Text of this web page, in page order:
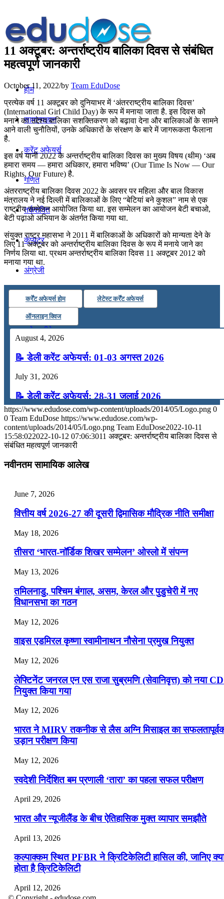
होम
सामान्यज्ञान
करेंट अफेयर्स
गणित
तर्कशक्ति
कंप्यूटर
अंग्रेजी
मॉक टेस्ट
टुडेज जीके
Menu Menu
11 अक्टूबर: अन्तर्राष्ट्रीय बालिका दिवस से संबंधित
महत्वपूर्ण जानकारी
October 11, 2022/by Team EduDose
प्रत्येक वर्ष 11 अक्टूबर को दुनियाभर में ‘अंतरराष्ट्रीय बालिका दिवस’
(International Girl Child Day) के रूप में मनाया जाता है. इस दिवस को
मनाने का उद्देश्य बालिका सशक्तिकरण को बढ़ावा देना और बालिकाओं के सामने
आने वाली चुनौतियों, उनके अधिकारों के संरक्षण के बारे में जागरूकता फैलाना
है.
इस वर्ष यानी 2022 के अन्तर्राष्ट्रीय बालिका दिवस का मुख्य विषय (थीम) ‘अब
हमारा समय — हमारा अधिकार, हमारा भविष्‍य’ (Our Time Is Now — Our
Rights, Our Future) है.
अंतरराष्ट्रीय बालिका दिवस 2022 के अवसर पर महिला और बाल विकास
मंत्रालय ने नई दिल्ली में बालिकाओं के लिए “बेटियां बने कुशल” नाम से एक
राष्‍ट्रीय सम्‍मेलन आयोजित किया था. इस सम्‍मेलन का आयोजन बेटी बचाओ,
बेटी पढ़ाओ अभियान के अंतर्गत किया गया था.
संयुक्त राष्ट्र महासभा ने 2011 में बालिकाओं के अधिकारों को मान्यता देने के
लिए 11 अक्टूबर को अन्तर्राष्ट्रीय बालिका दिवस के रूप में मनाये जाने का
निर्णय लिया था. प्रथम अन्तर्राष्ट्रीय बालिका दिवस 11 अक्टूबर 2012 को
मनाया गया था.
कर्रेंट अफेयर्स होम लेटेस्ट कर्रेंट अफेयर्स
ऑनलाइन क्विज
August 4, 2026
📝 डेली करेंट अफेयर्स: 01-03 अगस्त 2026
July 31, 2026
📝 डेली करेंट अफेयर्स: 28-31 जुलाई 2026
July 28, 2026
📝 डेली करेंट अफेयर्स: 25-27 जुलाई 2026
July 22, 2026
📝 डेली करेंट अफेयर्स: 19-21 जुलाई 2026
July 19, 2026
📝 डेली करेंट अफेयर्स: 16-18 जुलाई 2026
July 16, 2026
📝 डेली करेंट अफेयर्स: 13-15 जुलाई 2026
https://www.edudose.com/wp-content/uploads/2014/05/Logo.png 0
0 Team EduDose https://www.edudose.com/wp-
content/uploads/2014/05/Logo.png Team EduDose2022-10-11
15:58:022022-10-12 07:06:3011 अक्टूबर: अन्तर्राष्ट्रीय बालिका दिवस से
संबंधित महत्वपूर्ण जानकारी
नवीनतम सामायिक आलेख
June 7, 2026
वित्तीय वर्ष 2026-27 की दूसरी द्विमासिक मौद्रिक नीति समीक्षा
May 18, 2026
तीसरा ‘भारत-नॉर्डिक शिखर सम्मेलन’ ओस्लो में संपन्न
May 13, 2026
तमिलनाडु, पश्चिम बंगाल, असम, केरल और पुडुचेरी में नए
विधानसभा का गठन
May 12, 2026
वाइस एडमिरल कृष्णा स्वामीनाथन नौसेना प्रमुख नियुक्त
May 12, 2026
लेफ्टिनेंट जनरल एन एस राजा सुब्रमणि (सेवानिवृत्त) को नया
नियुक्त किया गया
May 12, 2026
भारत ने MIRV तकनीक से लैस अग्नि मिसाइल का
उड़ान परीक्षण किया
May 12, 2026
स्वदेशी निर्देशित बम प्रणाली ‘तारा’ का पहला सफल परीक्षण
April 29, 2026
भारत और न्यूजीलैंड के बीच ऐतिहासिक मुक्त व्यापार समझौते
April 13, 2026
कल्पाक्कम स्थित PFBR ने क्रिटिकेलिटी हासिल की, जानिए
होता है क्रिटिकेलिटी
April 12, 2026